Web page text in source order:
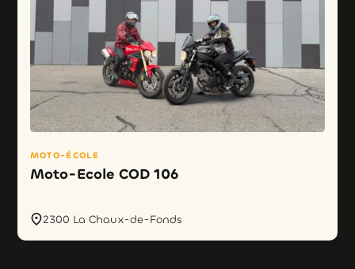
MOTO-ÉCOLE
Moto-Ecole COD 106
2300 La Chaux-de-Fonds